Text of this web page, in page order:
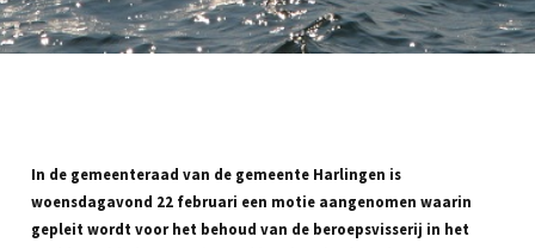
In de gemeenteraad van de gemeente Harlingen is
woensdagavond 22 februari een motie aangenomen waarin
gepleit wordt voor het behoud van de beroepsvisserij in het